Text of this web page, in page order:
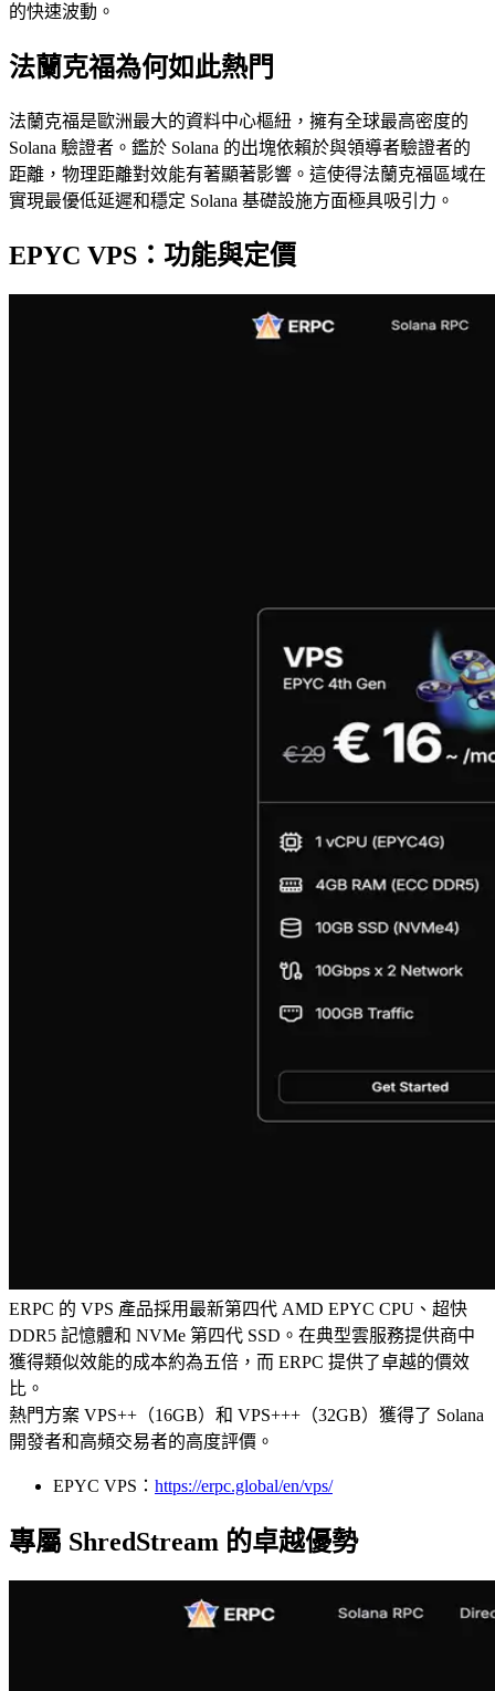
的快速波動。
法蘭克福為何如此熱門
法蘭克福是歐洲最大的資料中心樞紐，擁有全球最高密度的
Solana 驗證者。鑑於 Solana 的出塊依賴於與領導者驗證者的
距離，物理距離對效能有著顯著影響。這使得法蘭克福區域在
實現最優低延遲和穩定 Solana 基礎設施方面極具吸引力。
EPYC VPS：功能與定價
ERPC 的 VPS 產品採用最新第四代 AMD EPYC CPU、超快
DDR5 記憶體和 NVMe 第四代 SSD。在典型雲服務提供商中
獲得類似效能的成本約為五倍，而 ERPC 提供了卓越的價效
比。
熱門方案 VPS++（16GB）和 VPS+++（32GB）獲得了 Solana
開發者和高頻交易者的高度評價。
EPYC VPS： https://erpc.global/en/vps/
專屬 ShredStream 的卓越優勢